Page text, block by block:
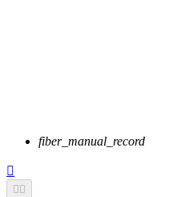
fiber_manual_record

 